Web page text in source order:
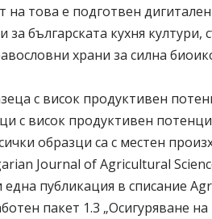
на това е подготвен
българската кухня култури,
храни за силна
с висок продуктивен
с висок продуктивен
образци са с местен
Journal of Agricultural
публикация в списание
пакет 1.3 „Осигуряване